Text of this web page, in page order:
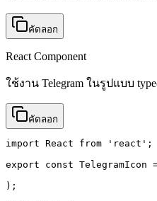
คัดลอก
React Component
ใช้งาน Telegram ในรูปแบบ
คัดลอก
import React from 'react';
export const
);